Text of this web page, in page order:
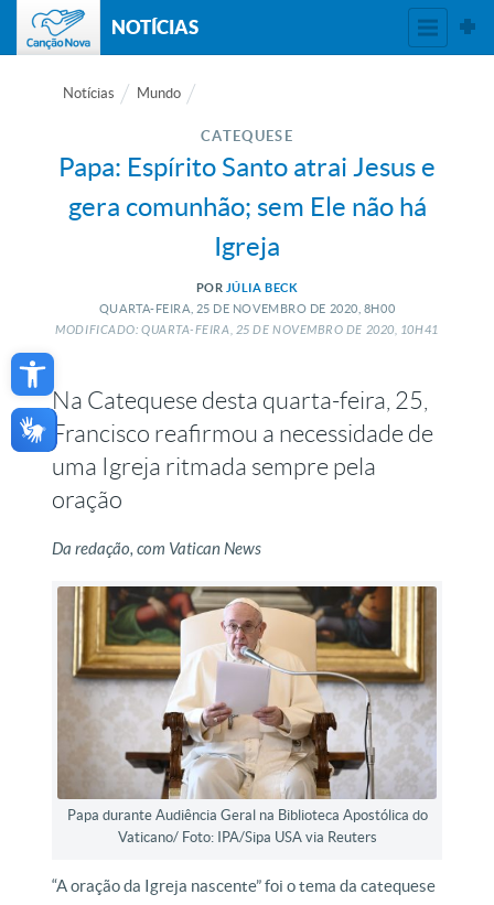
Open toolbar
NOTÍCIAS
Notícias Mundo
CATEQUESE
Papa: Espírito Santo atrai Jesus e
gera comunhão; sem Ele não há
Igreja
POR JÚLIA BECK
QUARTA-FEIRA, 25 DE NOVEMBRO DE 2020, 8H00
MODIFICADO: QUARTA-FEIRA, 25 DE NOVEMBRO DE 2020, 10H41
Na Catequese desta quarta-feira, 25,
Francisco reafirmou a necessidade de
uma Igreja ritmada sempre pela
oração
Da redação, com Vatican News
Papa durante Audiência Geral na Biblioteca Apostólica do
Vaticano/ Foto: IPA/Sipa USA via Reuters
“A oração da Igreja nascente” foi o tema da catequese